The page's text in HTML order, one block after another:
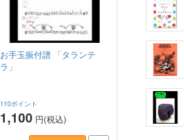
お手玉振付譜 「タランテ
ラ」
110ポイント
1,100 円(税込)